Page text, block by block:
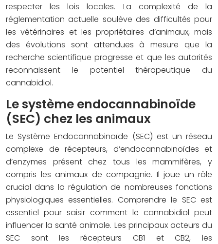
respecter les lois locales. La complexité de la
réglementation actuelle soulève des difficultés pour
les vétérinaires et les propriétaires d’animaux, mais
des évolutions sont attendues à mesure que la
recherche scientifique progresse et que les autorités
reconnaissent le potentiel thérapeutique du
cannabidiol.
Le système endocannabinoïde
(SEC) chez les animaux
Le Système Endocannabinoïde (SEC) est un réseau
complexe de récepteurs, d’endocannabinoïdes et
d’enzymes présent chez tous les mammifères, y
compris les animaux de compagnie. Il joue un rôle
crucial dans la régulation de nombreuses fonctions
physiologiques essentielles. Comprendre le SEC est
essentiel pour saisir comment le cannabidiol peut
influencer la santé animale. Les principaux acteurs du
SEC sont les récepteurs CB1 et CB2, les